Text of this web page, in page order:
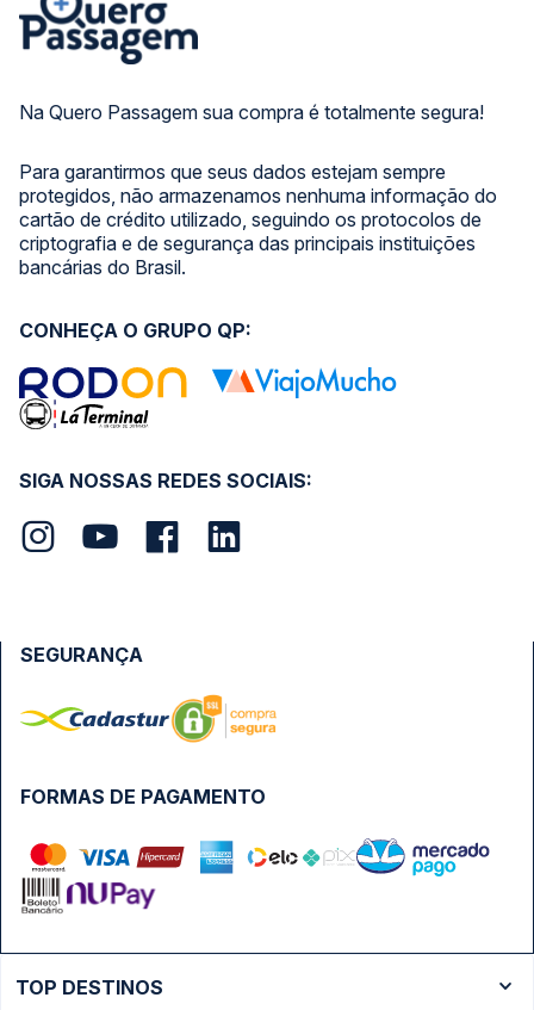
Na Quero Passagem sua compra é totalmente segura!
Para garantirmos que seus dados estejam sempre
protegidos, não armazenamos nenhuma informação do
cartão de crédito utilizado, seguindo os protocolos de
criptografia e de segurança das principais instituições
bancárias do Brasil.
SIGA NOSSAS REDES SOCIAIS:
CONHEÇA O GRUPO QP:
FORMAS DE PAGAMENTO
SEGURANÇA
TOP DESTINOS